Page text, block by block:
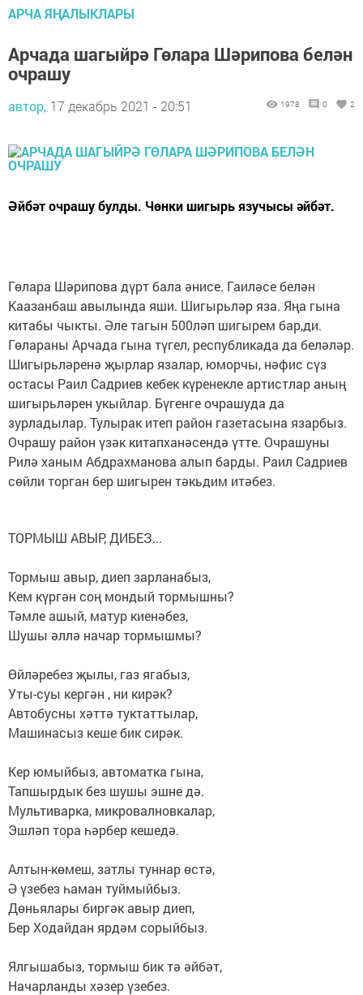
АРЧА ЯҢАЛЫКЛАРЫ
Арчада шагыйрә Гөлара Шәрипова белән
очрашу
автор, 17 декабрь 2021 - 20:51 1978 0 2
Әйбәт очрашу булды. Чөнки шигырь язучысы әйбәт.
Гөлара Шәрипова дүрт бала әнисе. Гаиләсе белән
Каазанбаш авылында яши. Шигырьләр яза. Яңа гына
китабы чыкты. Әле тагын 500ләп шигырем бар,ди.
Гөлараны Арчада гына түгел, республикада да беләләр.
Шигырьләренә җырлар язалар, юморчы, нәфис сүз
остасы Раил Садриев кебек күренекле артистлар аның
шигырьләрен укыйлар. Бүгенге очрашуда да
зурладылар. Тулырак итеп район газетасына язарбыз.
Очрашу район үзәк китапханәсендә үтте. Очрашуны
Рилә ханым Абдрахманова алып барды. Раил Садриев
сөйли торган бер шигырен тәкьдим итәбез.
ТОРМЫШ АВЫР, ДИБЕЗ...
Тормыш авыр, диеп зарланабыз,
Кем күргән соң мондый тормышны?
Тәмле ашый, матур киенәбез,
Шушы әллә начар тормышмы?
Өйләребез җылы, газ ягабыз,
Уты-суы кергән , ни кирәк?
Автобусны хәттә туктаттылар,
Машинасыз кеше бик сирәк.
Кер юмыйбыз, автоматка гына,
Тапшырдык без шушы эшне дә.
Мультиварка, микровалновкалар,
Эшләп тора һәрбер кешедә.
Алтын-көмеш, затлы туннар өстә,
Ә үзебез һаман туймыйбыз.
Дөньялары биргәк авыр диеп,
Бер Ходайдан ярдәм сорыйбыз.
Ялгышабыз, тормыш бик тә әйбәт,
Начарланды хәзер үзебез.